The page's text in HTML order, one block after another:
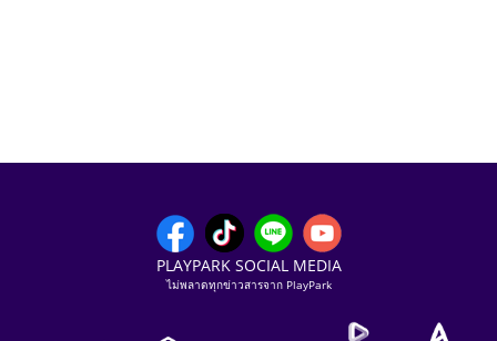
PLAYPARK SOCIAL MEDIA
ไม่พลาดทุกข่าวสารจาก PlayPark